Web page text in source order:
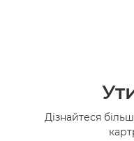
Дізнайтеся